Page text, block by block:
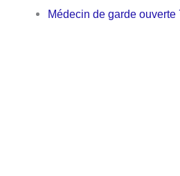
Médecin de garde ouverte